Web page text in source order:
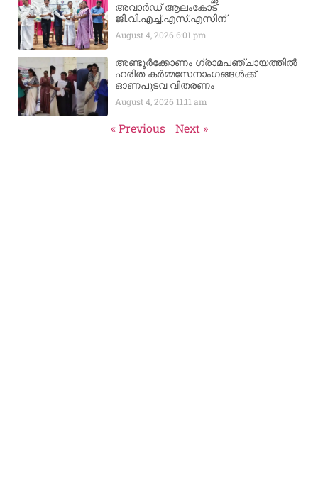
അവാർഡ് ആലംകോട്
ജി.വി.എച്ച്.എസ്.എസിന്
August 4, 20266:01 pm
അണ്ടൂർക്കോണം ഗ്രാമപഞ്ചായത്തിൽ
ഹരിത കർമ്മസേനാംഗങ്ങൾക്ക്
ഓണപുടവ വിതരണം
August 4, 2026 11:11 am
« Previous Next »